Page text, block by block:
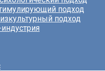
подход
подход